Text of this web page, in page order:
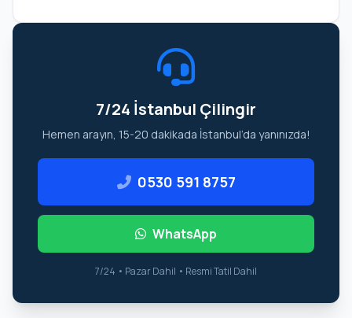
7/24 İstanbul Çilingir
Hemen arayın, 15-20 dakikada İstanbul’da yanınızda!
0530 591 8757
WhatsApp
7/24 • Pazar Dahil • Resmi Tatil Dahil